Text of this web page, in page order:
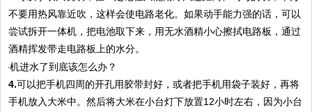
不要用热风靠近吹，这样会使电路老化。如果动手能力强的话，可以
尝试拆开一体机，把电池取下来，用无水酒精小心擦拭电路板，通过
酒精挥发带走电路板上的水分。
4.可以把手机四周的开孔用胶带封好，或者把手机用袋子装好，再将
手机放入大米中。然后将大米在小台灯下放置12小时左右，因为小台